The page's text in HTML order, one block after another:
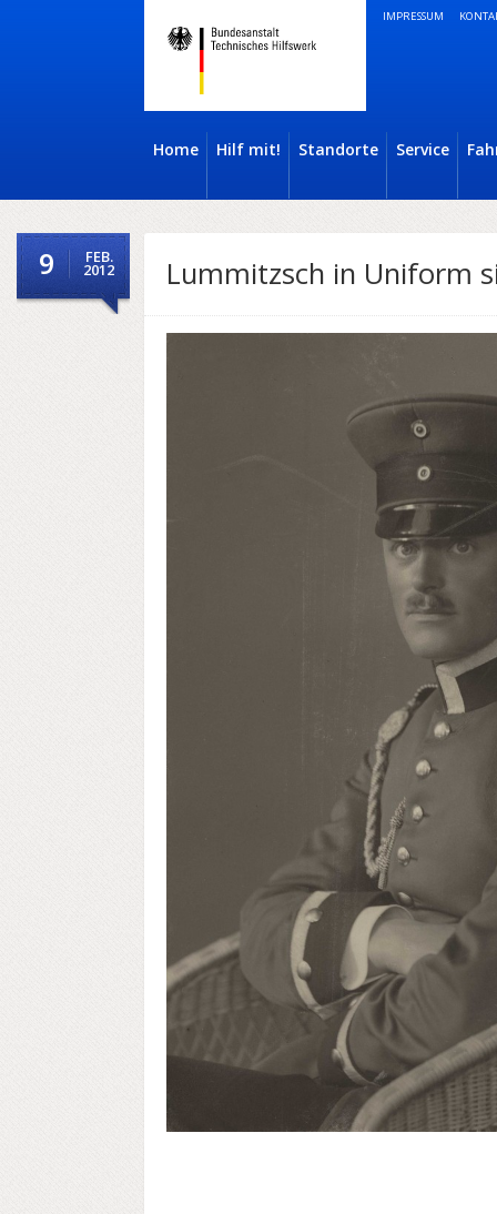
IMPRESSUM
Home Hilf mit! Standorte Service
9 FEB.
2012 Lummitzsch in Uniform